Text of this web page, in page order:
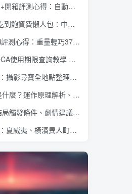
小米掃拖機器人X10+開箱評測心得：自動洗拖布與集塵、旋轉式拖布更乾淨、連續使用2小時、售價26995元
2023日本國際漫遊吃到飽資費懶人包：中華電信、遠傳電信、台灣大哥大、台灣之星、亞太電信
小米筋膜按摩槍Mini評測心得：重量輕巧375公克、3種替換頭和3種模式、售價2295元
SUICA西瓜卡、ICOCA使用期限查詢教學 最後使用日10年內都有效 Android、iOS都適用
人中之龍8攻略心得：攝影尋寶全地點整理、70個夏威夷與40個橫濱拍攝位置圖解
寒流救星白金懷爐是什麼？運作原理解析、相比電暖蛋有哪些優缺點？懷爐挑選方法介紹
九日攻略心得：真結局觸發條件、劇情建議攻略順序、全流程過關整理
人中之龍8攻略心得：夏威夷、橫濱異人町、神室町 全部14位神秘捏捏NPC地圖位置整理